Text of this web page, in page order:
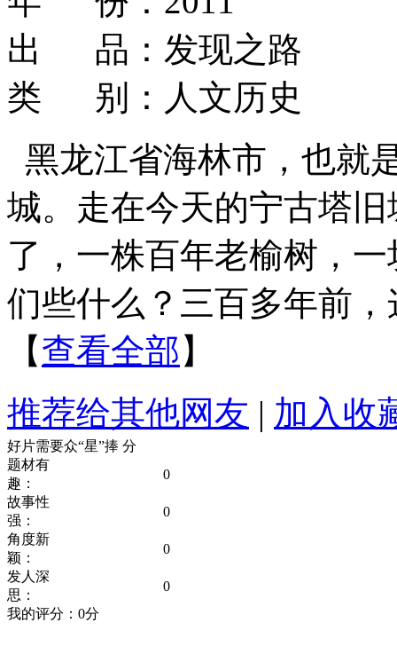
出 品：发现之路
类 别：人文历史
黑龙江省海林市，也就
城。走在今天的宁古塔
了，一株百年老榆树，
们些什么？三百多年前
【查看全部 】
推荐给其他网友 | 加入收
好片需要众“星”捧 分
题材有
趣：
0
故事性
强：
0
角度新
颖：
0
发人深
思：
0
我的评分： 0分